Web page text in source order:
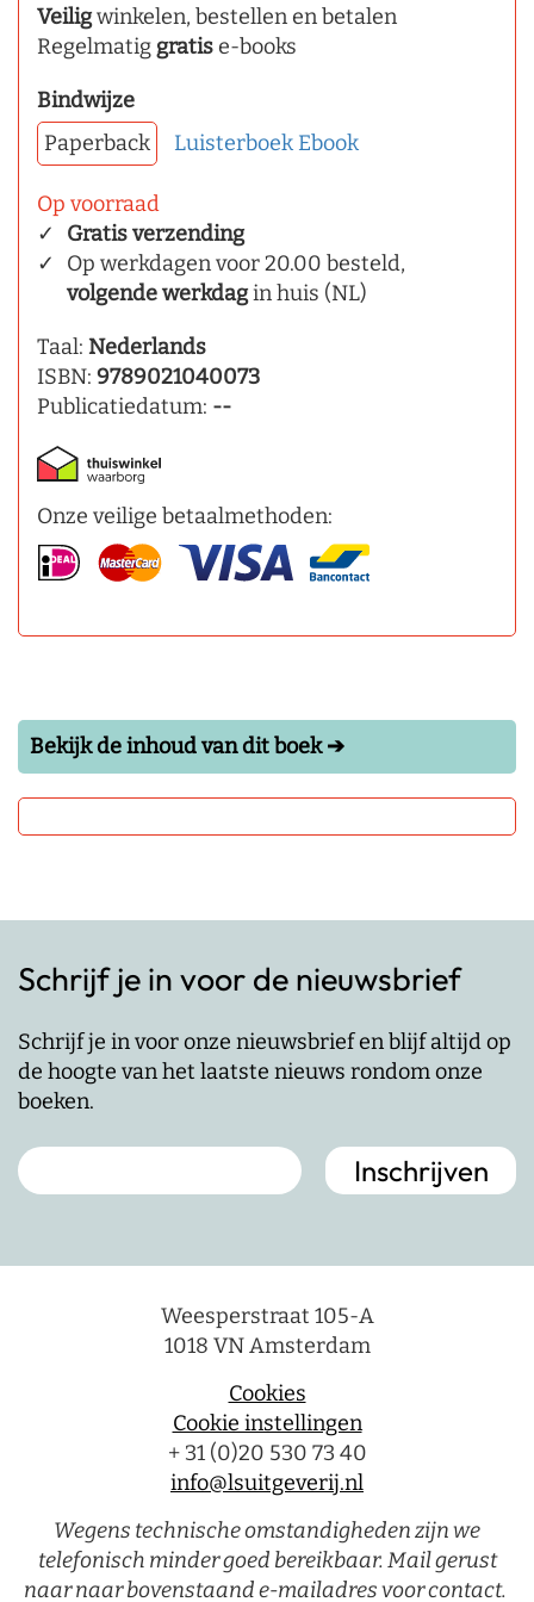
Veiligwinkelen, bestellen en betalen
Regelmatig gratise-books
Bindwijze
Paperback
Luisterboek Ebook
Op voorraad
Gratis verzending
Op werkdagen voor 20.00 besteld,
volgende werkdagin huis (NL)
Taal: Nederlands
ISBN: 9789021040073
Publicatiedatum: --
Onze veilige betaalmethoden:
Bekijk de inhoud van dit boek ➔
Schrijf je in voor de nieuwsbrief
Schrijf je in voor onze nieuwsbrief en blijf altijd op
de hoogte van het laatste nieuws rondom onze
boeken.
Weesperstraat 105-A
1018 VN Amsterdam
Cookies
Cookie instellingen
+ 31 (0)20 530 73 40
info@lsuitgeverij.nl
Wegens technische omstandigheden zijn we
telefonisch minder goed bereikbaar. Mail gerust
naar naar bovenstaand e-mailadres voor contact.